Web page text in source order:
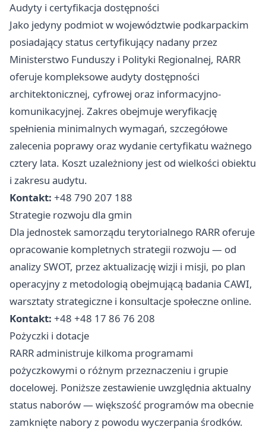
Audyty i certyfikacja dostępności
Jako jedyny podmiot w województwie podkarpackim
posiadający status certyfikujący nadany przez
Ministerstwo Funduszy i Polityki Regionalnej, RARR
oferuje kompleksowe audyty dostępności
architektonicznej, cyfrowej oraz informacyjno-
komunikacyjnej. Zakres obejmuje weryfikację
spełnienia minimalnych wymagań, szczegółowe
zalecenia poprawy oraz wydanie certyfikatu ważnego
cztery lata. Koszt uzależniony jest od wielkości obiektu
i zakresu audytu.
Kontakt: +48 790 207 188
Strategie rozwoju dla gmin
Dla jednostek samorządu terytorialnego RARR oferuje
opracowanie kompletnych strategii rozwoju — od
analizy SWOT, przez aktualizację wizji i misji, po plan
operacyjny z metodologią obejmującą badania CAWI,
warsztaty strategiczne i konsultacje społeczne online.
Kontakt: +48 +48 17 86 76 208
Pożyczki i dotacje
RARR administruje kilkoma programami
pożyczkowymi o różnym przeznaczeniu i grupie
docelowej. Poniższe zestawienie uwzględnia aktualny
status naborów — większość programów ma obecnie
zamknięte nabory z powodu wyczerpania środków.